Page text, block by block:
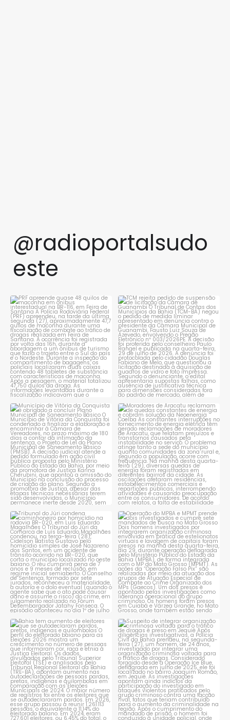
@radioportalsudo
este
PRF apreende quase 48 quilos
de maconha em ônibus...
1 0
TCM rejeita pedido de
suspensão de licitação da...
1 0
Município de Vitória da
Conquista é obrigado a...
1 0
Moradores de Aracatu
reclamam de quedas
constantes ...
1 0
Tribunal do Júri condena
caminhoneiro por...
1 0
Operação do MPBA e MPMT
prende dois investigados e...
1 0
Bahia tem aumento de eleitores
que se autodeclaram...
1 0
Suspeito de integrar
organização criminosa
voltada...
1 0